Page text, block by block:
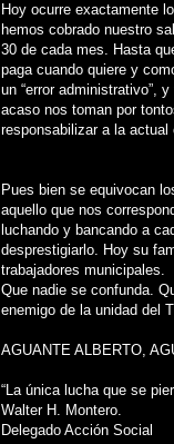
Hoy ocurre exactamente
hemos cobrado nuestro
30 de cada mes. Hasta
paga cuando quiere y
un “error administrativo”,
acaso nos toman por
responsabilizar a la
Pues bien se equivocan
aquello que nos
luchando y bancando a
desprestigiarlo. Hoy su
trabajadores municipales.
Que nadie se confunda.
enemigo de la unidad del
AGUANTE ALBERTO,
“La única lucha que se
Walter H. Montero.
Delegado Acción Social